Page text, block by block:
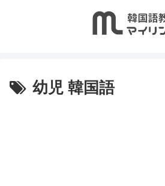
幼児 韓国語